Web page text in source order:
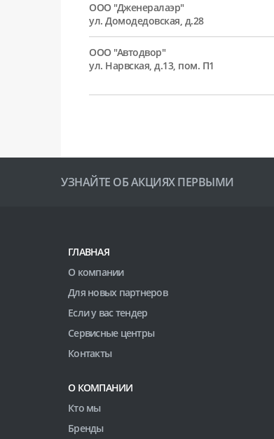
ООО "Дженералаэр"
ул. Домодедовская, д.28
ООО "Автодвор"
ул. Нарвская, д.13, пом. П1
УЗНАЙТЕ ОБ АКЦИЯХ ПЕРВЫМИ
ГЛАВНАЯ
О компании
Для новых партнеров
Если у вас тендер
Сервисные центры
Контакты
О КОМПАНИИ
Кто мы
Бренды